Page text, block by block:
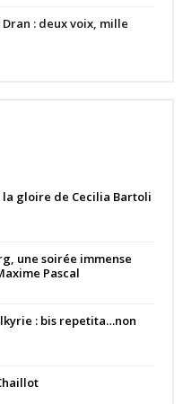
: deux voix, mille
la gloire de Cecilia Bartoli
une soirée immense
Pascal
: bis repetita…non